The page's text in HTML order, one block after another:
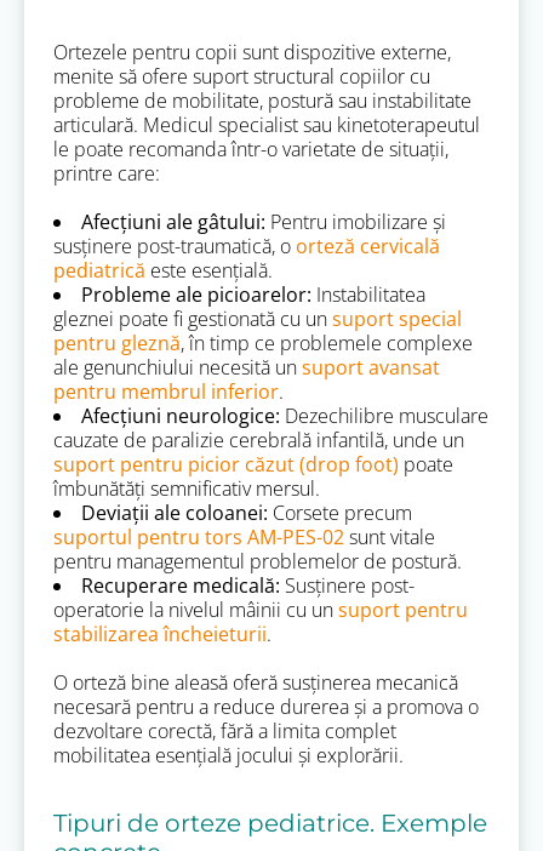
Ortezele pentru copii sunt dispozitive externe,
menite să ofere suport structural copiilor cu
probleme de mobilitate, postură sau instabilitate
articulară. Medicul specialist sau kinetoterapeutul
le poate recomanda într-o varietate de situații,
printre care:
Afecțiuni ale gâtului: Pentru imobilizare și
susținere post-traumatică, o orteză cervicală
pediatrică este esențială.
Probleme ale picioarelor: Instabilitatea
gleznei poate fi gestionată cu unsuport special
pentru gleznă, în timp ce problemele complexe
ale genunchiului necesită unsuport avansat
pentru membrul inferior.
Afecțiuni neurologice: Dezechilibre musculare
cauzate de paralizie cerebrală infantilă, unde un
suport pentru picior căzut (drop foot) poate
îmbunătăți semnificativ mersul.
Deviații ale coloanei: Corsete precum
suportul pentru tors AM-PES-02sunt vitale
pentru managementul problemelor de postură.
Recuperare medicală: Susținere post-
operatorie la nivelul mâinii cu unsuport pentru
stabilizarea încheieturii.
O orteză bine aleasă oferă susținerea mecanică
necesară pentru a reduce durerea și a promova o
dezvoltare corectă, fără a limita complet
mobilitatea esențială jocului și explorării.
Tipuri de orteze pediatrice. Exemple